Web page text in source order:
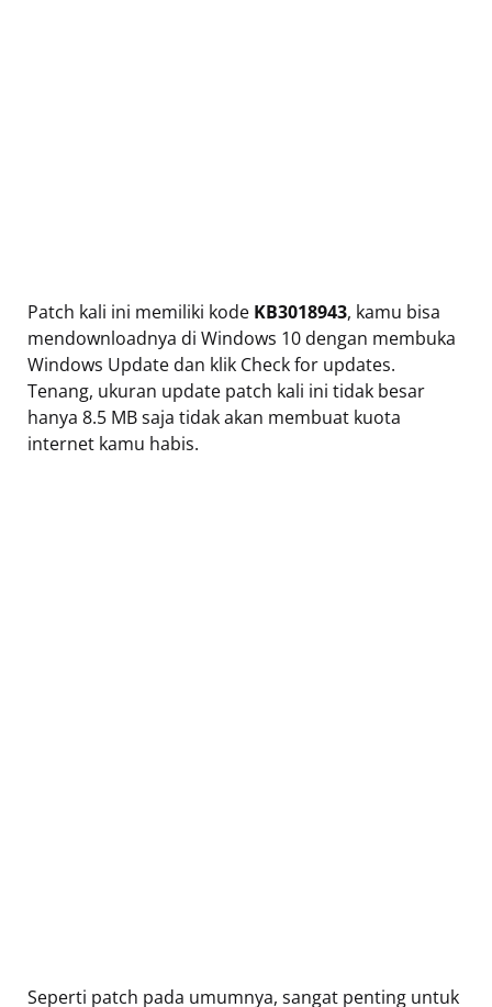
Patch kali ini memiliki kode KB3018943, kamu bisa
mendownloadnya di Windows 10 dengan membuka
Windows Update dan klik Check for updates.
Tenang, ukuran update patch kali ini tidak besar
hanya 8.5 MB saja tidak akan membuat kuota
internet kamu habis.
Seperti patch pada umumnya, sangat penting untuk